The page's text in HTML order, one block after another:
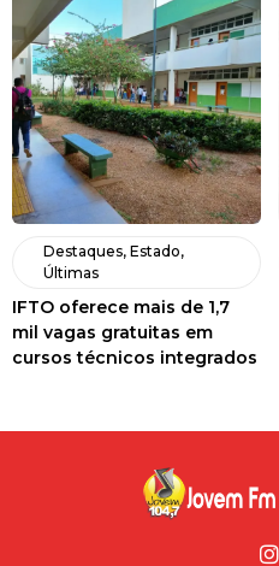
Destaques, Estado,
Últimas
IFTO oferece mais de 1,7
mil vagas gratuitas em
cursos técnicos integrados